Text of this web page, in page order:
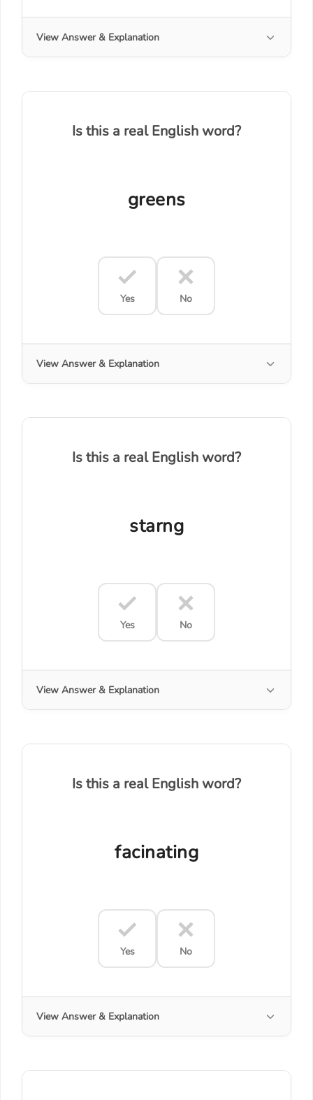
View Answer & Explanation
Is this a real English word?
greens
Yes No
View Answer & Explanation
Is this a real English word?
starng
Yes No
View Answer & Explanation
Is this a real English word?
facinating
Yes No
View Answer & Explanation